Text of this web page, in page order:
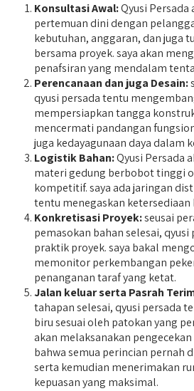
Konsultasi Awal:Qyusi
pertemuan dini dengan
kebutuhan, anggaran, dan juga
bersama proyek. saya akan
penafsiran yang mendalam
Perencanaan dan juga Desain:
qyusi persada tentu
mempersiapkan tangga
mencermati pandangan
juga kedayagunaan daya dalam
Logistik Bahan:Qyusi Persada
materi gedung berbobot tinggi
kompetitif. saya ada jaringan
tentu menegaskan
Konkretisasi Proyek:seusai
pemasokan bahan selesai,
praktik proyek. saya bakal
memonitor perkembangan
penanganan taraf yang ketat.
Jalan keluar serta Pasrah
tahapan selesai, qyusi persada
biru sesuai oleh patokan yang
akan melaksanakan
bahwa semua perincian pernah
serta kemudian menerimakan
kepuasan yang maksimal.